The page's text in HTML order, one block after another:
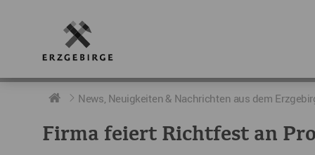
RUND UMS ERZGEBIRGE
Geschichte
AKTUELLES
Neuigkeiten
DIE BOTSCHAFTER
Botschafter im Überblick
News, Neuigkeiten & Nachrichten aus dem
Firma feiert Richtfest an